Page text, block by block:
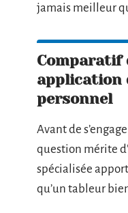
jamais meilleur
Comparatif
application
personnel
Avant de
question mérite
spécialisée
qu’un tableur